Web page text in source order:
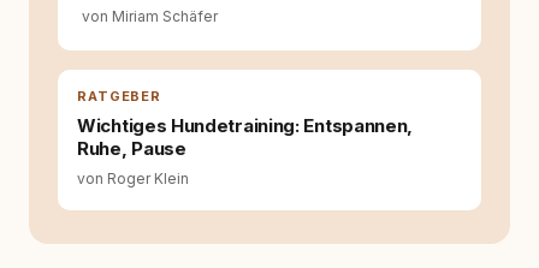
von Miriam Schäfer
RATGEBER
Wichtiges Hundetraining: Entspannen,
Ruhe, Pause
von Roger Klein